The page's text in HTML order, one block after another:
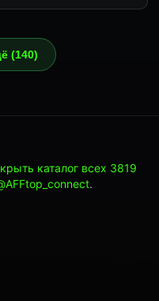
(140)
каталог всех 3819
.